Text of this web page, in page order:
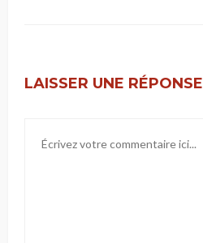
LAISSER UNE RÉPONSE